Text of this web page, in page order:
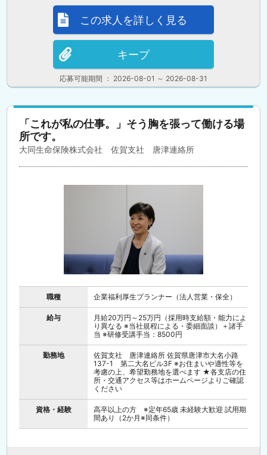
応募可能期間 ： 2026-08-01 ～ 2026-08-31
この求人を詳しく見る
キープ
「これが私の仕事。」そう胸を張って働ける場
所です。
大同生命保険株式会社 佐賀支社 唐津連絡所
職種 企業福利厚生プランナー（法人営業・保全）
給与
月給20万円～25万円（採用時支給額・能力によ
り異なる ※当社規程による・委細面談）＋諸手
当 ※研修受講手当：8500円
勤務地
佐賀支社 唐津連絡所 佐賀県唐津市大名小路
137-1 第二大名ビル3F ※お住まいや適性等を
考慮の上、希望勤務地を選べます ★各支店の住
所・交通アクセス等はホームページよりご確認
ください
資格・経験
高卒以上の方 ※定年65歳 未経験大歓迎 試用期
間あり（2か月※同条件）